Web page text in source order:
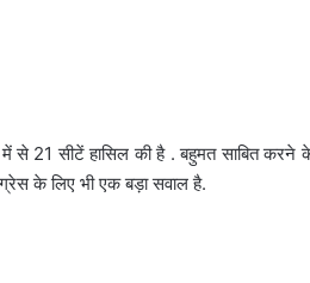
21 सीटें हासिल की है . बहुमत साबित करने
के लिए भी एक बड़ा सवाल है.